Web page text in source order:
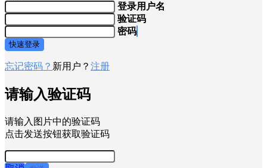
登录用户名
验证码
密码
快速登录
忘记密码？ 新用户？ 注册
请输入验证码
请输入图片中的验证码
点击发送按钮获取验证码